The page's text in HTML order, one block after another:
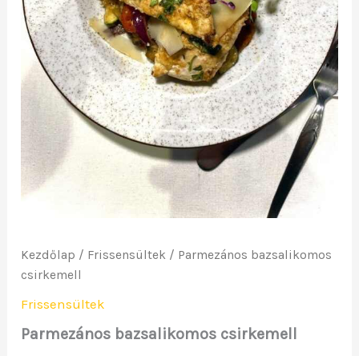
Kezdőlap / Frissensültek / Parmezános bazsalikomos
csirkemell
Frissensültek
Parmezános bazsalikomos csirkemell